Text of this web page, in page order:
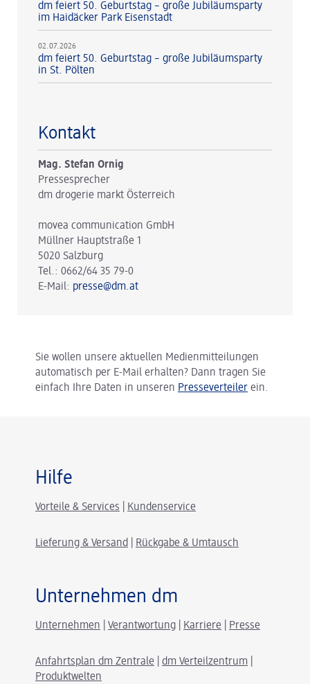
dm feiert 50. Geburtstag – große Jubiläumsparty
im Haidäcker Park Eisenstadt
02.07.2026
dm feiert 50. Geburtstag – große Jubiläumsparty
in St. Pölten
Kontakt
Mag. Stefan Ornig
Pressesprecher
dm drogerie markt Österreich
movea communication GmbH
Müllner Hauptstraße 1
5020 Salzburg
Tel.: 0662/64 35 79-0
E-Mail: presse@dm.at
Sie wollen unsere aktuellen Medienmitteilungen
automatisch per E-Mail erhalten? Dann tragen Sie
einfach Ihre Daten in unseren Presseverteiler ein.
Hilfe
Vorteile & Services Kundenservice
Lieferung & Versand Rückgabe & Umtausch
Unternehmen dm
Unternehmen Verantwortung Karriere Presse
Anfahrtsplan dm Zentrale dm Verteilzentrum
Produktwelten